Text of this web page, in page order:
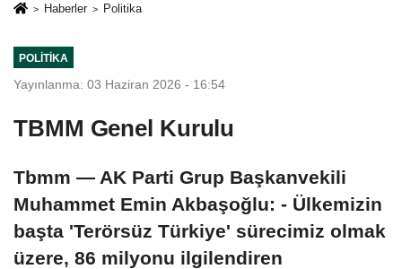
Haberler Politika
POLITIKA
Yayınlanma: 03 Haziran 2026 - 16:54
TBMM Genel Kurulu
Tbmm — AK Parti Grup Başkanvekili
Muhammet Emin Akbaşoğlu: - Ülkemizin
başta 'Terörsüz Türkiye' sürecimiz olmak
üzere, 86 milyonu ilgilendiren